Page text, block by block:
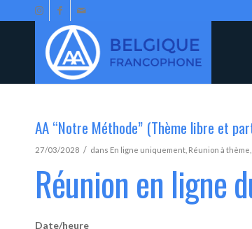
AA “Notre Méthode” (Thème libre et
27/03/2028 / dans En ligne uniquement Réunion à thème
Réunion en ligne
Date/heure